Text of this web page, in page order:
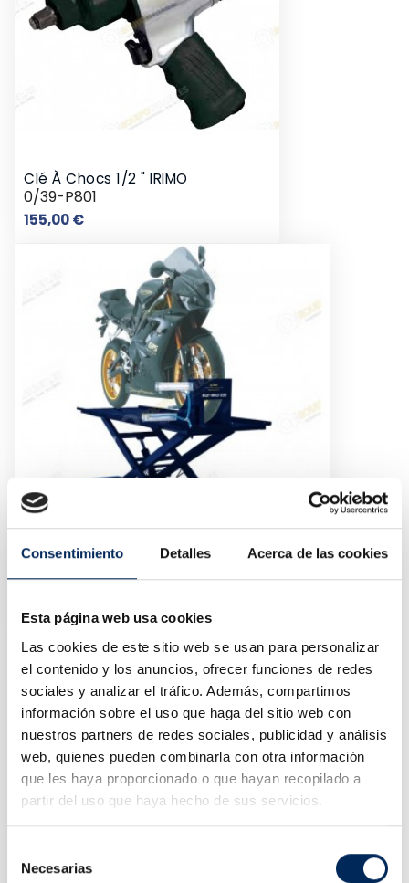
Consentimiento Detalles Acerca de las cookies
Esta página web usa cookies
Las cookies de este sitio web se usan para personalizar
el contenido y los anuncios, ofrecer funciones de redes
sociales y analizar el tráfico. Además, compartimos
información sobre el uso que haga del sitio web con
nuestros partners de redes sociales, publicidad y análisis
web, quienes pueden combinarla con otra información
que les haya proporcionado o que hayan recopilado a
partir del uso que haya hecho de sus servicios.
Necesarias
Clé À Chocs 1/2 " IRIMO
0/39-P801
155,00 €Prix
Élévateur Hydraulique Pour Motos 500 Kg
1 056,00 €Prix